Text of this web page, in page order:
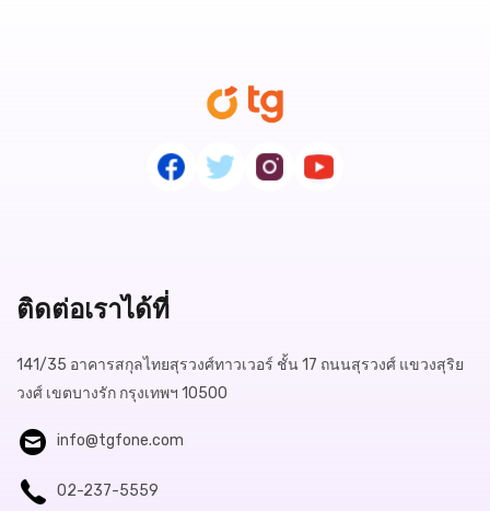
ติดต่อเราได้ที่
141/35 อาคารสกุลไทยสุรวงศ์ทาวเวอร์ ชั้น 17 ถนนสุรวงศ์ แขวงสุริย
วงศ์ เขตบางรัก กรุงเทพฯ 10500
info@tgfone.com
02-237-5559